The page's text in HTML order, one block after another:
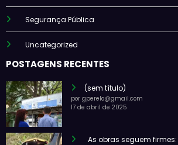
Segurança Pública
Uncategorized
POSTAGENS RECENTES
(sem título)
por gperelo@gmail.com
17 de abril de 2025
As obras seguem